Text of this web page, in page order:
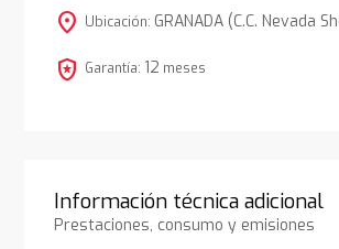
location_on Ubicación: GRANADA (C.C. Nevada
local_police Garantía: 12 meses
Información técnica adicional
Prestaciones, consumo y emisiones